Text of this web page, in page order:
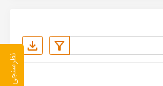
نظرسنجی